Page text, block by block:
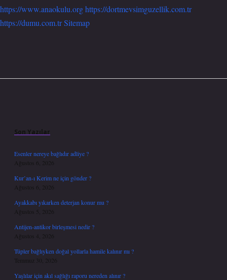
https://www.anaokulu.orghttps://dortmevsimguzellik.com.tr
https://dumu.com.trSitemap
Son Yazılar
Esenler nereye bağlıdır adliye ?
Ağustos 6, 2026
Kur’an-ı Kerim ne için gönder ?
Ağustos 6, 2026
Ayakkabı yıkarken deterjan konur mu ?
Ağustos 5, 2026
Antijen-antikor birleşmesi nedir ?
Ağustos 4, 2026
Tüpler bağlıyken doğal yollarla hamile kalınır mı ?
Temmuz 30, 2026
Yaşlılar için akıl sağlığı raporu nereden alınır ?